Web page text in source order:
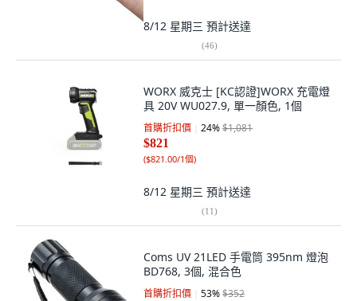
8/12 星期三 預計送達
(46)
WORX 威克士 [KC認證]WORX 充電燈
具 20V WU027.9, 單一顏色, 1個
首購折扣價 24%$1,081
$821
($821.00/1個)
8/12 星期三 預計送達
(11)
Coms UV 21LED 手電筒 395nm 燈泡
BD768, 3個, 混合色
首購折扣價 53%$352